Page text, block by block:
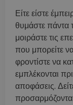
Είτε είστε
θυμάστε πάντα
μοιράστε τις
που μπορείτε
φροντίστε να
εμπλέκονται
αποφάσεις.